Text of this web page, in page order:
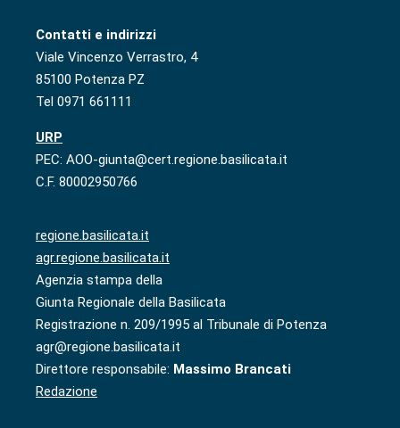
Contatti e indirizzi
Viale Vincenzo Verrastro, 4
85100 Potenza PZ
Tel 0971 661111
URP
PEC: AOO-giunta@cert.regione.basilicata.it
C.F. 80002950766
regione.basilicata.it
agr.regione.basilicata.it
Agenzia stampa della
Giunta Regionale della Basilicata
Registrazione n. 209/1995 al Tribunale di Potenza
agr@regione.basilicata.it
Direttore responsabile: Massimo Brancati
Redazione